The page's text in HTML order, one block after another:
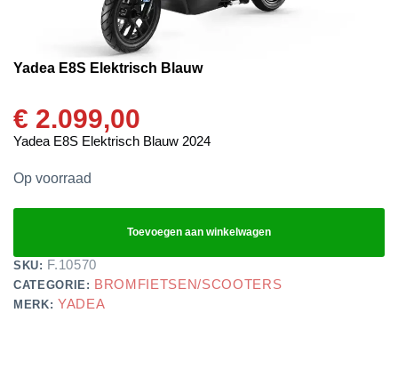
Yadea E8S Elektrisch Blauw
€ 2.099,00
Yadea E8S Elektrisch Blauw 2024
Op voorraad
Toevoegen aan winkelwagen
SKU: F.10570
CATEGORIE: BROMFIETSEN/SCOOTERS
MERK: YADEA